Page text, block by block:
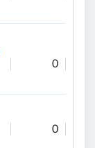
0
0